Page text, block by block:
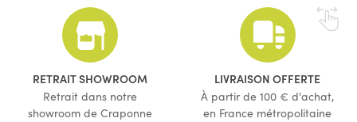
(9 avis)
(4 avis)
RETRAIT SHOWROOM
Retrait dans notre
showroom de Craponne
LIVRAISON OFFERTE
À partir de 100 € d'achat,
en France métropolitaine